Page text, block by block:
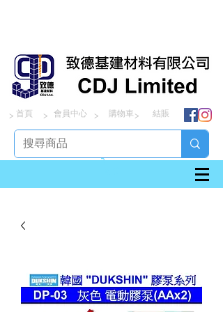
> > > >
首頁 會員中心 購物車 結賬